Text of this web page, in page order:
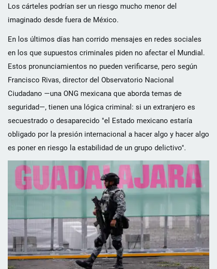
Los cárteles podrían ser un riesgo mucho menor del
imaginado desde fuera de México.
En los últimos días han corrido mensajes en redes sociales
en los que supuestos criminales piden no afectar el Mundial.
Estos pronunciamientos no pueden verificarse, pero según
Francisco Rivas, director del Observatorio Nacional
Ciudadano —una ONG mexicana que aborda temas de
seguridad—, tienen una lógica criminal: si un extranjero es
secuestrado o desaparecido "el Estado mexicano estaría
obligado por la presión internacional a hacer algo y hacer algo
es poner en riesgo la estabilidad de un grupo delictivo".